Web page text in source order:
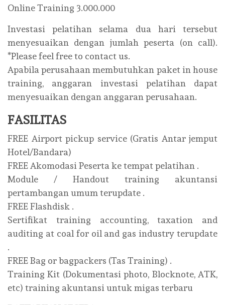
Online Training 3.000.000
Investasi pelatihan selama dua hari tersebut
menyesuaikan dengan jumlah peserta (on call).
*Please feel free to contact us.
Apabila perusahaan membutuhkan paket in house
training, anggaran investasi pelatihan dapat
menyesuaikan dengan anggaran perusahaan.
FASILITAS
FREE Airport pickup service (Gratis Antar jemput
Hotel/Bandara)
FREE Akomodasi Peserta ke tempat pelatihan .
Module / Handout training akuntansi
pertambangan umum terupdate .
FREE Flashdisk .
Sertifikat training accounting, taxation and
auditing at coal for oil and gas industry terupdate
.
FREE Bag or bagpackers (Tas Training) .
Training Kit (Dokumentasi photo, Blocknote, ATK,
etc) training akuntansi untuk migas terbaru